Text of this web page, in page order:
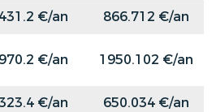
431.2 €/an
866.712 €/an
970.2 €/an 1950.102 €/an
€/an 650.034 €/an